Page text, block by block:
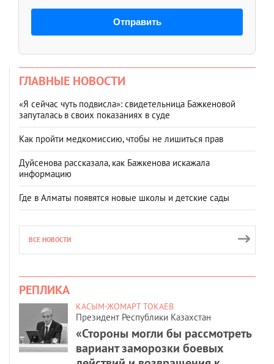
Отправить
ГЛАВНЫЕ НОВОСТИ
«Я сейчас чуть подвисла»: свидетельница Бажкеновой
запуталась в своих показаниях в суде
Как пройти медкомиссию, чтобы не лишиться прав
Дуйсенова рассказала, как Бажкенова искажала
информацию
Где в Алматы появятся новые школы и детские сады
ВСЕ НОВОСТИ
РЕПЛИКА
КАСЫМ-ЖОМАРТ ТОКАЕВ
Президент Республики Казахстан
«Стороны могли бы рассмотреть
вариант заморозки боевых